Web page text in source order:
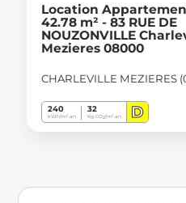
Location
42.78 m² - 83 RUE DE
NOUZONVILLE
Mezieres 08000
CHARLEVILLE MEZIERES
240
kWh/m².an
32
Kg CO2/m².an D